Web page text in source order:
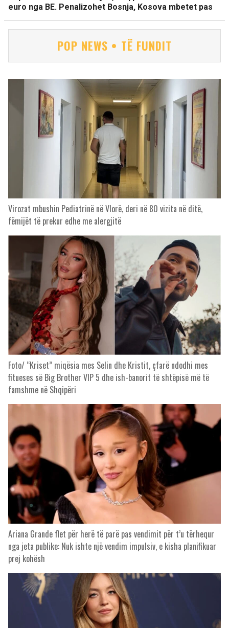
euro nga BE. Penalizohet Bosnja, Kosova mbetet pas
POP NEWS • TË FUNDIT
Virozat mbushin Pediatrinë në Vlorë, deri në 80 vizita në ditë,
fëmijët të prekur edhe me alergjitë
Foto/ “Kriset” miqësia mes Selin dhe Kristit, çfarë ndodhi mes
fitueses së Big Brother VIP 5 dhe ish-banorit të shtëpisë më të
famshme në Shqipëri
Ariana Grande flet për herë të parë pas vendimit për t’u tërhequr
nga jeta publike: Nuk ishte një vendim impulsiv, e kisha planifikuar
prej kohësh